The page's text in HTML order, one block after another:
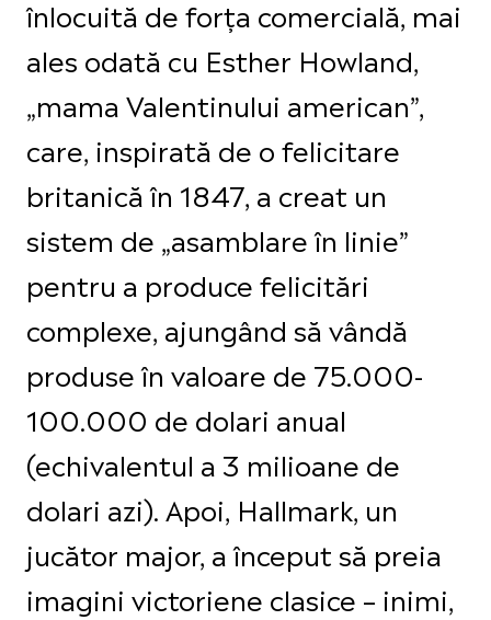
înlocuită de forța comercială, mai
ales odată cu Esther Howland,
„mama Valentinului american”,
care, inspirată de o felicitare
britanică în 1847, a creat un
sistem de „asamblare în linie”
pentru a produce felicitări
complexe, ajungând să vândă
produse în valoare de 75.000-
100.000 de dolari anual
(echivalentul a 3 milioane de
dolari azi). Apoi, Hallmark, un
jucător major, a început să preia
imagini victoriene clasice – inimi,